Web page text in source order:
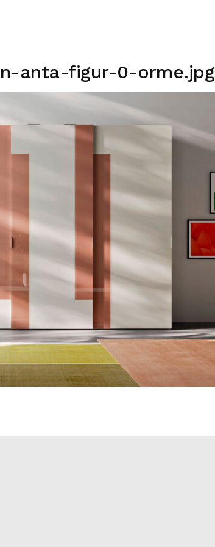
anta-figur-0-orme.jpg